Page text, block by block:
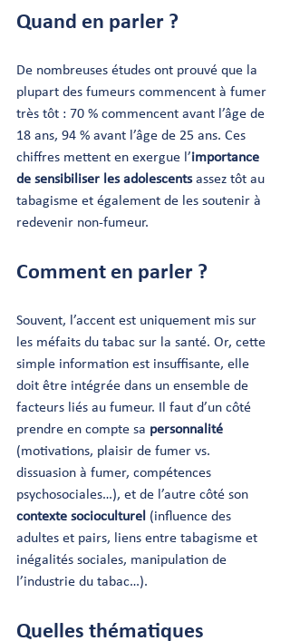
Quand en parler ?
De nombreuses études ont prouvé que la
plupart des fumeurs commencent à fumer
très tôt : 70 % commencent avant l’âge de
18 ans, 94 % avant l’âge de 25 ans. Ces
chiffres mettent en exergue l’importance
de sensibiliser les adolescents assez tôt au
tabagisme et également de les soutenir à
redevenir non-fumeur.
Comment en parler ?
Souvent, l’accent est uniquement mis sur
les méfaits du tabac sur la santé. Or, cette
simple information est insuffisante, elle
doit être intégrée dans un ensemble de
facteurs liés au fumeur. Il faut d’un côté
prendre en compte sa personnalité
(motivations, plaisir de fumer vs.
dissuasion à fumer, compétences
psychosociales…), et de l’autre côté son
contexte socioculturel (influence des
adultes et pairs, liens entre tabagisme et
inégalités sociales, manipulation de
l’industrie du tabac…).
Quelles thématiques